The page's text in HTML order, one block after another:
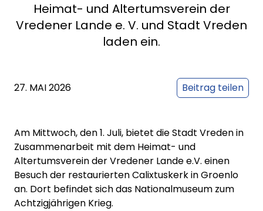
Heimat- und Altertumsverein der
Vredener Lande e. V. und Stadt Vreden
laden ein.
27. MAI 2026 Beitrag teilen
Am Mittwoch, den 1. Juli, bietet die Stadt Vreden in
Zusammenarbeit mit dem Heimat- und
Altertumsverein der Vredener Lande e.V. einen
Besuch der restaurierten Calixtuskerk in Groenlo
an. Dort befindet sich das Nationalmuseum zum
Achtzigjährigen Krieg.